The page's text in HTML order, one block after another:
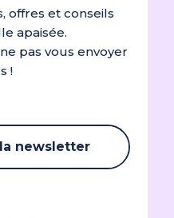
offres et conseils
apaisée.
pas vous envoyer
!
newsletter